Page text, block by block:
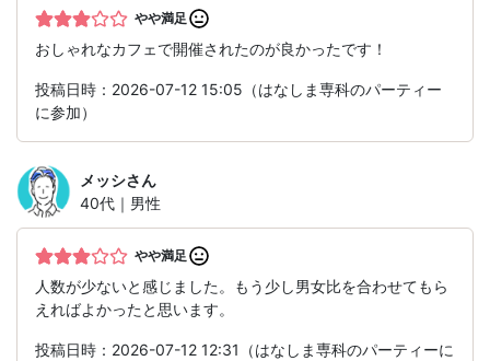
やや満足
おしゃれなカフェで開催されたのが良かったです！
投稿日時：2026-07-12 15:05（はなしま専科のパーティー
に参加）
メッシさん
40代｜男性
やや満足
人数が少ないと感じました。もう少し男女比を合わせてもら
えればよかったと思います。
投稿日時：2026-07-12 12:31（はなしま専科のパーティーに